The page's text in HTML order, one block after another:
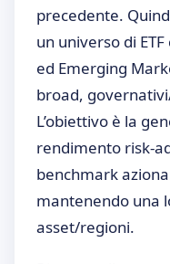
precedente.
un universo di
ed Emerging
broad,
L’obiettivo è la
rendimento risk-
benchmark
mantenendo una
asset/regioni.